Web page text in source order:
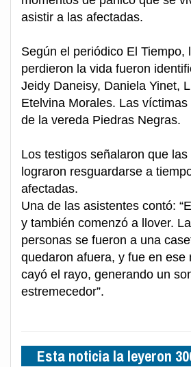
asistir a las afectadas.
Según el periódico El Tiempo,
perdieron la vida fueron
Jeidy Daneisy, Daniela Yinet,
Etelvina Morales. Las
de la vereda Piedras Negras.
Los testigos señalaron que
lograron resguardarse a
afectadas.
Una de las asistentes contó:
y también comenzó a llover.
personas se fueron a una
quedaron afuera, y fue en ese
cayó el rayo, generando un
estremecedor”.
Esta noticia la leyeron